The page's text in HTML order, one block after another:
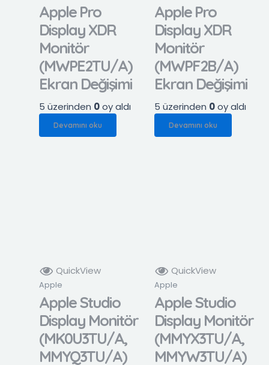
Apple Pro
Display XDR
Monitör
(MWPE2TU/A)
Ekran Değişimi
5 üzerinden 0oy aldı
Devamını oku
Apple Pro
Display XDR
Monitör
(MWPF2B/A)
Ekran Değişimi
5 üzerinden 0oy aldı
Devamını oku
QuickView
Apple
Apple Studio
Display Monitör
(MK0U3TU/A,
MMYQ3TU/A)
QuickView
Apple
Apple Studio
Display Monitör
(MMYX3TU/A,
MMYW3TU/A)